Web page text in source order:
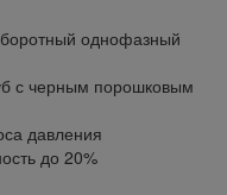
однофазный
с черным порошковым
давления
до 20%